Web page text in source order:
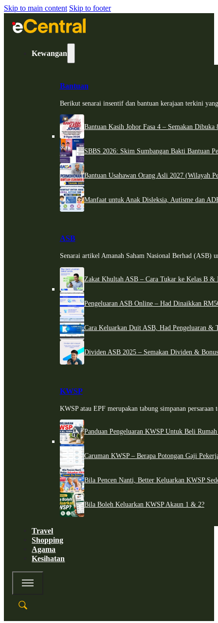
Skip to main content Skip to footer
Kewangan
Bantuan
Berikut senarai insentif dan bantuan kerajaan terkini
Bantuan Kasih Johor Fasa 4 – Semakan
SBBS 2026: Skim Sumbangan Bakti Bantuan
Bantuan Usahawan Orang Asli 2027 (Wilayah
Manfaat untuk Anak Disleksia, Autisme dan
ASB
Senarai artikel Amanah Saham Nasional Berhad (ASB)
Zakat Khultah ASB – Cara Tukar ke Kelas B &
Pengeluaran ASB Online – Had Dinaikkan
Cara Keluarkan Duit ASB, Had Pengeluaran &
Dividen ASB 2025 – Semakan Dividen &
KWSP
KWSP atau EPF merupakan tabung simpanan persaraan
Panduan Pengeluaran KWSP Untuk Beli
Caruman KWSP – Berapa Potongan Gaji
Bila Pencen Nanti, Better Keluarkan KWSP
Bila Boleh Keluarkan KWSP Akaun 1 & 2?
Travel
Shopping
Agama
Kesihatan